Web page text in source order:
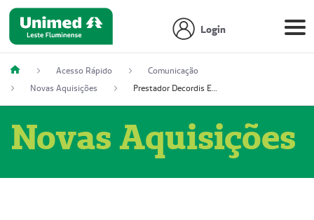
Login
Acesso Rápido
Comunicação
Novas Aquisições
Prestador Decordis Exames Cardiológicos LTDA (51004346-0)
Novas Aquisições